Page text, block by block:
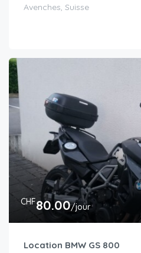
Avenches, Suisse
CHF80.00/jour
Location BMW GS 800